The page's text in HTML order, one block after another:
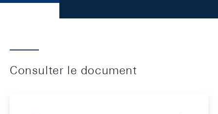
Consulter le document